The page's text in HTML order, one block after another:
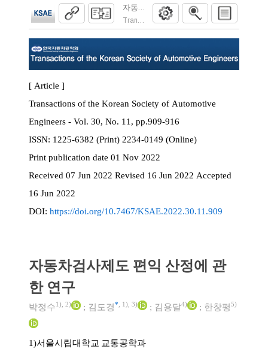
자동차검사제도 편익 산정에 관한 연구
Transactions of the Korean Society of
[ Article ]
Transactions of the Korean Society of Automotive
Engineers - Vol. 30, No. 11, pp.909-916
ISSN:
1225-6382 (Print) 2234-0149 (Online)
Print publication date 01 Nov 2022
Received 07 Jun 2022 Revised 16 Jun 2022 Accepted
16 Jun 2022
DOI: https://doi.org/10.7467/KSAE.2022.30.11.909
자동차검사제도 편익 산정에 관
한 연구
박정수1) 2) ; 김도경* 1) 3) ; 김용달4) ; 한창평5)
1)서울시립대학교 교통공학과